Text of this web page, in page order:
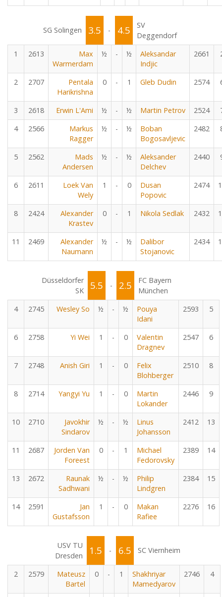
SG Solingen 3.5 - 4.5
SV
Deggendorf
1
2613
Max
Warmerdam
½ - ½
Aleksandar
Indjic
2661
2 2707
Pentala
Harikrishna
0 - 1 Gleb Dudin 2574
3 2618 Erwin L'Ami ½ - ½ Martin Petrov 2524
4
2566
Markus
Ragger
½ - ½
Boban
Bogosavljevic
2482
5 2562
Mads
Andersen
½ - ½
Aleksander
Delchev
2440
6 2611
Loek Van
Wely
1 - 0
Dusan
Popovic
2474
8 2424
Alexander
Krastev
0 - 1 Nikola Sedlak 2432
11 2469
Alexander
Naumann
½ - ½
Dalibor
Stojanovic
2434
Düsseldorfer
SK
5.5 - 2.5
FC Bayern
München
4
2745 Wesley So ½ - ½
Pouya
Idani
2593 5
6 2758 Yi Wei 1 - 0
Valentin
Dragnev
2547 6
7 2748 Anish Giri 1 - 0
Felix
Blohberger
2510 8
8 2714 Yangyi Yu 1 - 0
Martin
Lokander
2446 9
10 2710
Javokhir
Sindarov
½ - ½
Linus
Johansson
2412 13
11 2687
Jorden Van
Foreest
0 - 1
Michael
Fedorovsky
2389 14
13 2672
Raunak
Sadhwani
½ - ½
Philip
Lindgren
2384 15
14 2591
Jan
Gustafsson
1 - 0
Makan
Rafiee
2276 16
USV TU
Dresden
1.5 - 6.5 SC Viernheim
2 2579
Mateusz
Bartel
0 - 1
Shakhriyar
Mamedyarov
2746 4